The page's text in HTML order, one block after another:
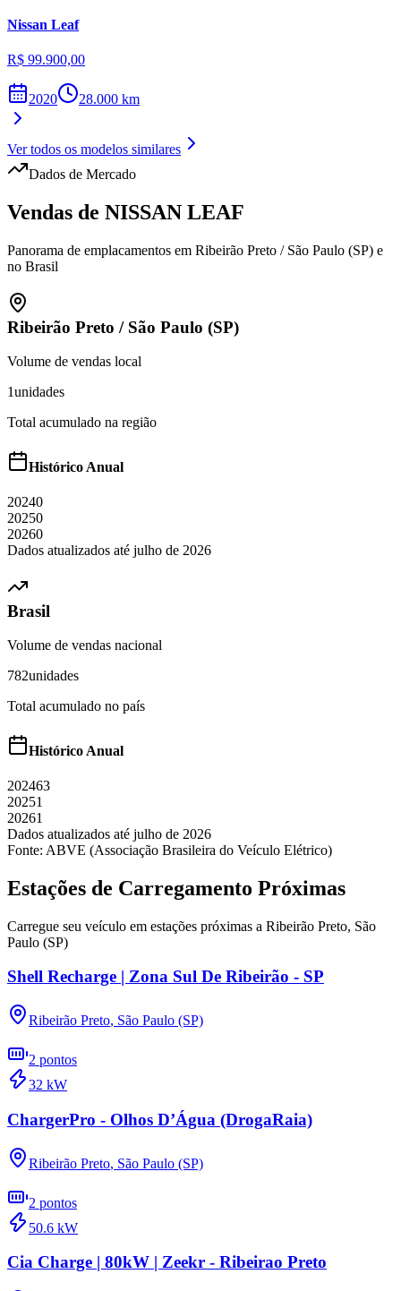
Nissan Leaf
R$ 99.900,00
2020 28.000 km
Ver todos os modelos similares
Dados de Mercado
Vendas de NISSAN LEAF
Panorama de emplacamentos em Ribeirão Preto / São Paulo (SP) e
no Brasil
Ribeirão Preto / São Paulo (SP)
Volume de vendas local
1unidades
Total acumulado na região
Histórico Anual
20240
20250
20260
Dados atualizados até julho de 2026
Brasil
Volume de vendas nacional
782unidades
Total acumulado no país
Histórico Anual
202463
20251
20261
Dados atualizados até julho de 2026
Fonte: ABVE (Associação Brasileira do Veículo Elétrico)
Estações de Carregamento Próximas
Carregue seu veículo em estações próximas a Ribeirão Preto, São
Paulo (SP)
Shell Recharge | Zona Sul De Ribeirão - SP
Ribeirão Preto, São Paulo (SP)
2 pontos
32 kW
ChargerPro - Olhos D’Água (DrogaRaia)
Ribeirão Preto, São Paulo (SP)
2 pontos
50.6 kW
Cia Charge | 80kW | Zeekr - Ribeirao Preto